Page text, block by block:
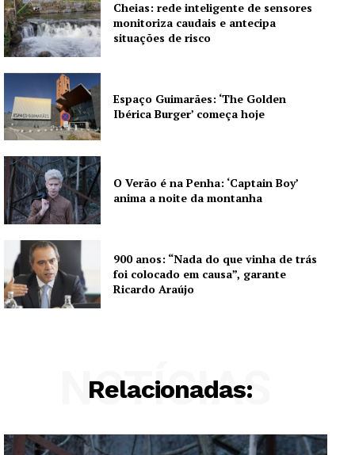
Cheias: rede inteligente de sensores
monitoriza caudais e antecipa
situações de risco
Espaço Guimarães: ‘The Golden
Ibérica Burger’ começa hoje
O Verão é na Penha: ‘Captain Boy’
anima a noite da montanha
900 anos: “Nada do que vinha de trás
foi colocado em causa”, garante
Ricardo Araújo
Relacionadas:
NOTÍCIAS